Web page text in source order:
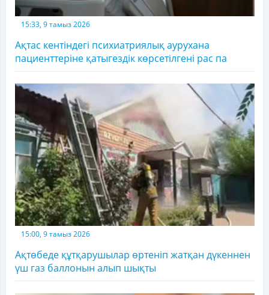
15:33, 9 тамыз 2026
Ақтас кентіндегі психиатриялық аурухана
пациенттеріне қатыгездік көрсетілгені рас па
15:00, 9 тамыз 2026
Ақтөбеде құтқарушылар өртеніп жатқан дүкеннен
үш газ баллонын алып шықты